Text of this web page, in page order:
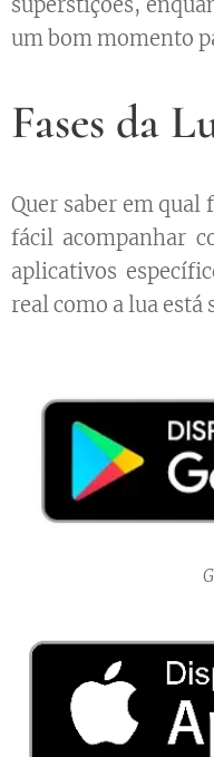
superstições,
um bom momento
Fases da
Quer saber em qual
fácil acompanhar
aplicativos
real como a lua está